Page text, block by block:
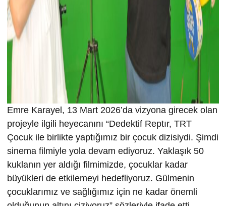
Emre Karayel, 13 Mart 2026’da vizyona girecek olan
projeyle ilgili heyecanını “Dedektif Reptır, TRT
Çocuk ile birlikte yaptığımız bir çocuk dizisiydi. Şimdi
sinema filmiyle yola devam ediyoruz. Yaklaşık 50
kuklanın yer aldığı filmimizde, çocuklar kadar
büyükleri de etkilemeyi hedefliyoruz. Gülmenin
çocuklarımız ve sağlığımız için ne kadar önemli